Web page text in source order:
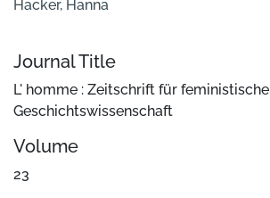
Hacker, Hanna
Journal Title
L' homme : Zeitschrift für feministische
Geschichtswissenschaft
Volume
23